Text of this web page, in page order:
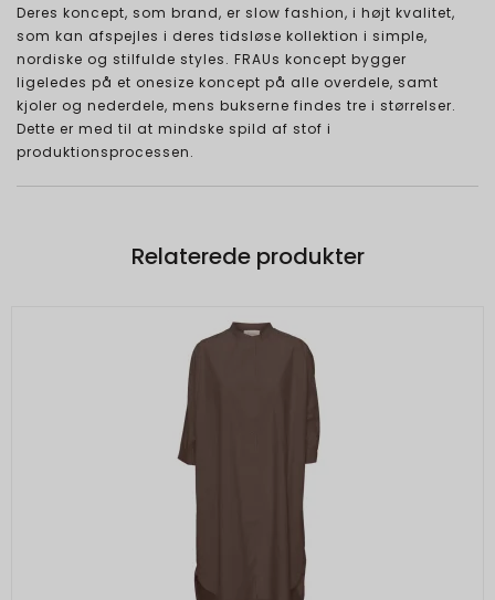
Deres koncept, som brand, er slow fashion, i højt kvalitet,
som kan afspejles i deres tidsløse kollektion i simple,
nordiske og stilfulde styles. FRAUs koncept bygger
ligeledes på et onesize koncept på alle overdele, samt
kjoler og nederdele, mens bukserne findes tre i størrelser.
Dette er med til at mindske spild af stof i
produktionsprocessen.
Relaterede produkter